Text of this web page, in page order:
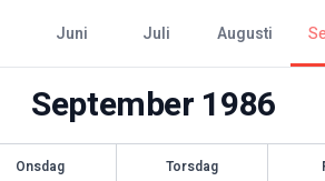
juni juli augusti
September 1986
Onsdag Torsdag